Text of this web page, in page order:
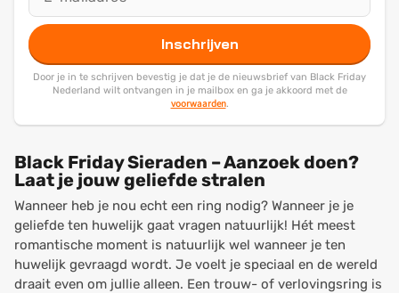
Inschrijven
Door je in te schrijven bevestig je dat je de nieuwsbrief van Black Friday
Nederland wilt ontvangen in je mailbox en ga je akkoord met de
voorwaarden.
Black Friday Sieraden – Aanzoek doen?
Laat je jouw geliefde stralen
Wanneer heb je nou echt een ring nodig? Wanneer je je
geliefde ten huwelijk gaat vragen natuurlijk! Hét meest
romantische moment is natuurlijk wel wanneer je ten
huwelijk gevraagd wordt. Je voelt je speciaal en de wereld
draait even om jullie alleen. Een trouw- of verlovingsring is